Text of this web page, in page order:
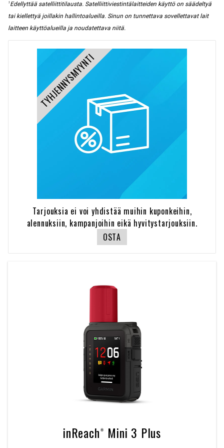
1Edellyttää satelliittitilausta. Satelliittiviestintälaitteiden käyttö on säädeltyä
tai kiellettyä joillakin hallintoalueilla. Sinun on tunnettava sovellettavat lait
laitteen käyttöalueilla ja noudatettava niitä.
TYHJENNYSMYYNTI
Tarjouksia ei voi yhdistää muihin kuponkeihin,
alennuksiin, kampanjoihin eikä hyvitystarjouksiin.
OSTA
inReach® Mini 3 Plus